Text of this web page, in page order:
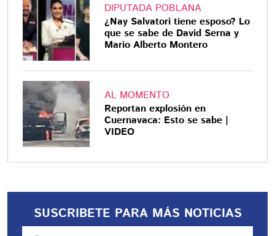
DIPUTADA POBLANA
¿Nay Salvatori tiene esposo? Lo
que se sabe de David Serna y
Mario Alberto Montero
AL MOMENTO
Reportan explosión en
Cuernavaca: Esto se sabe |
VIDEO
SUSCRIBETE PARA MÁS NOTICIAS